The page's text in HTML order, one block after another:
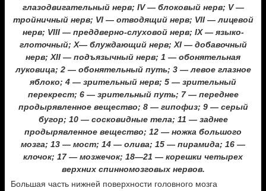
глазодвигательный нерв; IV — блоковый нерв; V —
тройничный нерв; VI — отводящий нерв; VII — лицевой
нерв; VIII — преддверно-слуховой нерв; IX — языко-
глоточный; X— блуждающий нерв; XI — добавочный
нерв; XII — подъязычный нерв; 1 — обонятельная
луковица; 2 — обонятельный путь; 3 — левое глазное
яблоко; 4 — зрительный нерв; 5 — зрительный
перекрест; 6 — зрительный путь; 7 — переднее
продырявленное вещество; 8 — гипофиз; 9 — серый
бугор; 10 — сосковидные тела; 11 — заднее
продырявленное вещество; 12 — ножка большого
мозга; 13 — мост; 14 — олива; 15 — пирамида; 16 —
клочок; 17 — мозжечок; 18—21 — корешки четырех
верхних спинномозговых нервов.
Большая часть нижней поверхности головного мозга